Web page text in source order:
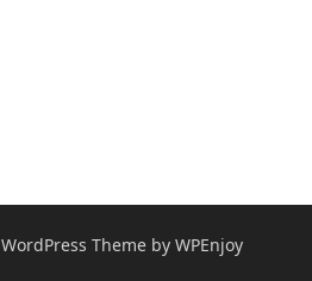
WordPress Themeby WPEnjoy